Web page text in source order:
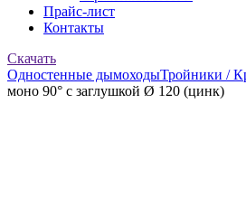
Прайс-лист
Контакты
Скачать
Одностенные дымоходыТройники /
моно 90° с заглушкой Ø 120 (цинк)